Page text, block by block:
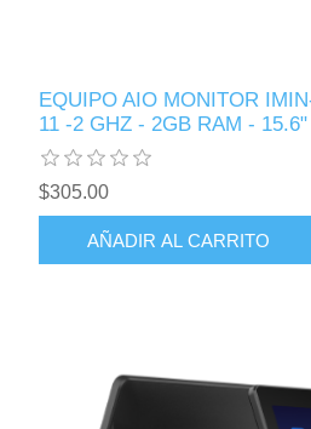
EQUIPO AIO MONITOR
11 -2 GHZ - 2GB RAM -
$305.00
AÑADIR AL CARRITO